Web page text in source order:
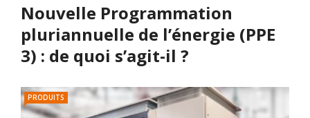
Nouvelle Programmation
pluriannuelle de l’énergie (PPE
3) : de quoi s’agit-il ?
PRODUITS